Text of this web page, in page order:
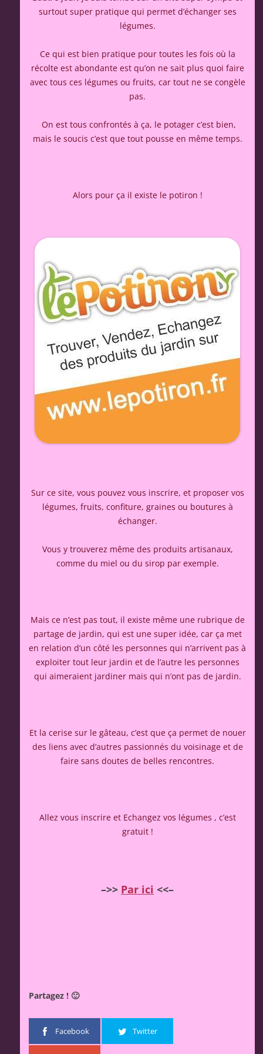
surtout super pratique qui permet d’échanger ses
légumes.
Ce qui est bien pratique pour toutes les fois où la
récolte est abondante est qu’on ne sait plus quoi faire
avec tous ces légumes ou fruits, car tout ne se congèle
pas.
On est tous confrontés à ça, le potager c’est bien,
mais le soucis c’est que tout pousse en même temps.
Alors pour ça il existe le potiron !
Sur ce site, vous pouvez vous inscrire, et proposer vos
légumes, fruits, confiture, graines ou boutures à
échanger.
Vous y trouverez même des produits artisanaux,
comme du miel ou du sirop par exemple.
Mais ce n’est pas tout, il existe même une rubrique de
partage de jardin, qui est une super idée, car ça met
en relation d’un côté les personnes qui n’arrivent pas à
exploiter tout leur jardin et de l’autre les personnes
qui aimeraient jardiner mais qui n’ont pas de jardin.
Et la cerise sur le gâteau, c’est que ça permet de nouer
des liens avec d’autres passionnés du voisinage et de
faire sans doutes de belles rencontres.
Allez vous inscrire et Echangez vos légumes , c’est
gratuit !
–>> Par ici <<–
Partagez ! 🙂
Facebook Twitter